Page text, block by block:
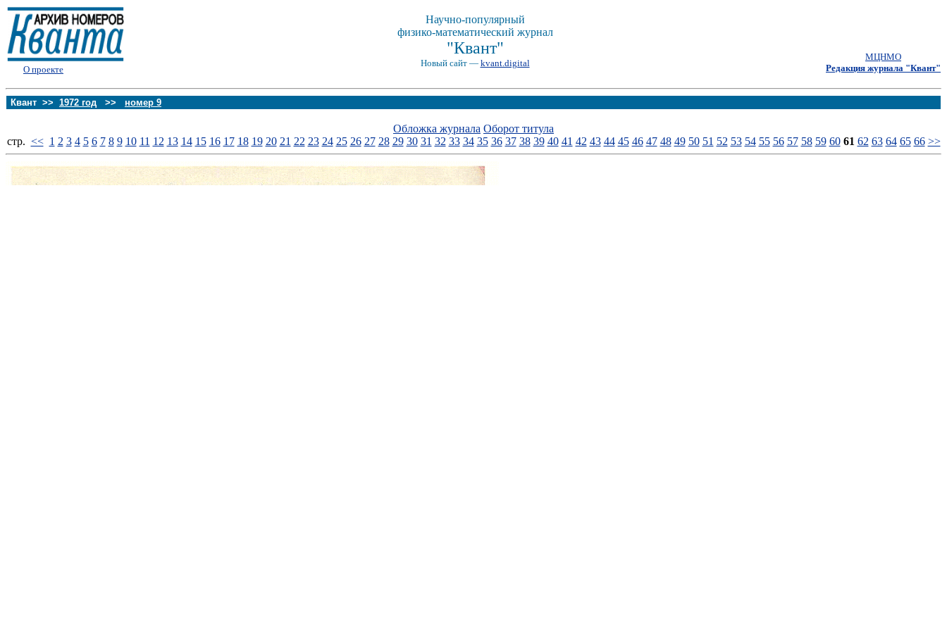
О проекте
Научно-популярный
физико-математический журнал
"Квант"
Новый сайт — kvant.digital
МЦНМО
Редакция журнала "Квант"
Квант >> 1972 год >> номер 9
Обложка журнала Оборот титула
стp. << 1 2 3 4 5 6 7 8 9 10 11 12 13 14 15 16 17 18 19 20 21 22 23 24 25 26 27 28 29 30 31 32 33 34 35 36 37 38 39 40 41 42 43 44 45 46 47 48 49 50 51 52 53 54 55 56 57 58 59 60 61 62 63 64 65 66 >>